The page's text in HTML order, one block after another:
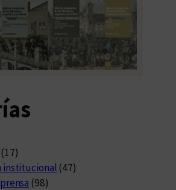
(17)
institucional (47)
(98)